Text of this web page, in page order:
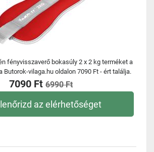
fényvisszaverő bokasúly 2 x 2 kg terméket a
Butorok-vilaga.hu oldalon 7090 Ft - ért találja.
7090 Ft 6990 Ft
az elérhetőséget